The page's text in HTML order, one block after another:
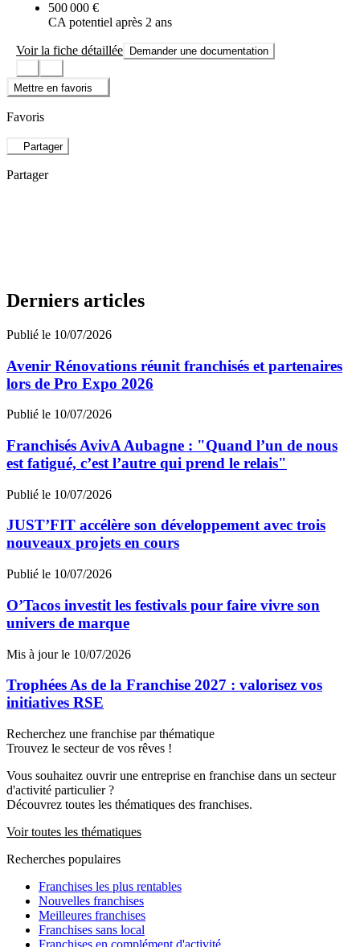
500 000 €
CA potentiel après 2 ans
Voir la fiche détaillée Demander une documentation
Mettre en favoris
Favoris
Partager
Partager
Derniers articles
Publié le 10/07/2026
Avenir Rénovations réunit franchisés et partenaires
lors de Pro Expo 2026
Publié le 10/07/2026
Franchisés AvivA Aubagne : "Quand l’un de nous
est fatigué, c’est l’autre qui prend le relais"
Publié le 10/07/2026
JUST’FIT accélère son développement avec trois
nouveaux projets en cours
Publié le 10/07/2026
O’Tacos investit les festivals pour faire vivre son
univers de marque
Mis à jour le 10/07/2026
Trophées As de la Franchise 2027 : valorisez vos
initiatives RSE
Recherchez une franchise par thématique
Trouvez le secteur de vos rêves !
Vous souhaitez ouvrir une entreprise en franchise dans un secteur
d'activité particulier ?
Découvrez toutes les thématiques des franchises.
Voir toutes les thématiques
Recherches populaires
Franchises les plus rentables
Nouvelles franchises
Meilleures franchises
Franchises sans local
Franchises en complément d'activité